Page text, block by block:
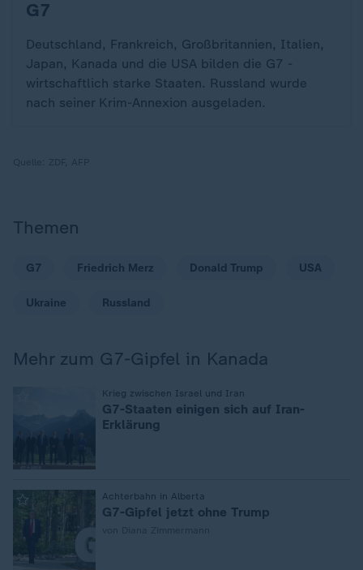
:G7
Deutschland, Frankreich, Großbritannien, Italien,
Japan, Kanada und die USA bilden die G7 -
wirtschaftlich starke Staaten. Russland wurde
nach seiner Krim-Annexion ausgeladen.
Themen
G7 Friedrich Merz Donald Trump USA
Ukraine Russland
Mehr zum G7-Gipfel in Kanada
Krieg zwischen Israel und Iran
G7-Staaten einigen sich auf Iran-
Erklärung
Achterbahn in Alberta
G7-Gipfel jetzt ohne Trump